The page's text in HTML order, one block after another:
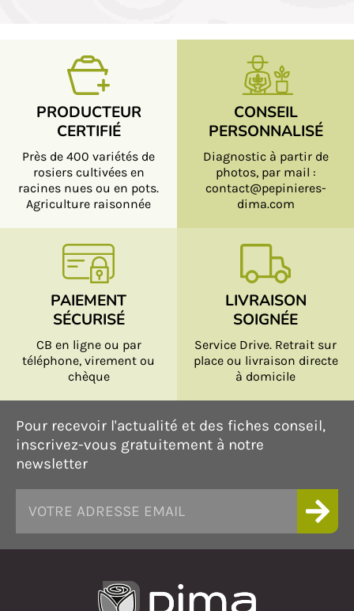
PRODUCTEUR
CERTIFIÉ
Près de 400 variétés de
rosiers cultivées en
racines nues ou en pots.
Agriculture raisonnée
CONSEIL
PERSONNALISÉ
Diagnostic à partir de
photos, par mail :
contact@pepinieres-
dima.com
PAIEMENT
SÉCURISÉ
CB en ligne ou par
téléphone, virement ou
chèque
LIVRAISON
SOIGNÉE
Service Drive. Retrait sur
place ou livraison directe
à domicile
Pour recevoir l'actualité et des fiches conseil,
inscrivez-vous gratuitement à notre
newsletter